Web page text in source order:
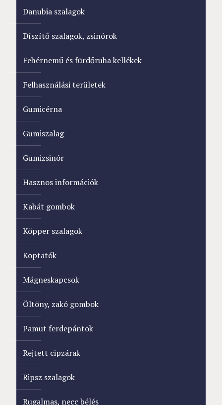
Danubia szalagok
Díszítő szalagok, zsinórok
Fehérnemű és fürdőruha kellékek
Felhasználási területek
Gumicérna
Gumiszalag
Gumizsinór
Hasznos információk
Kabát gombok
Köpper szalagok
Koptatók
Mágneskapcsok
Öltöny, zakó gombok
Pamut ferdepántok
Rejtett cipzárak
Ripsz szalagok
Rugalmas, necc bélés